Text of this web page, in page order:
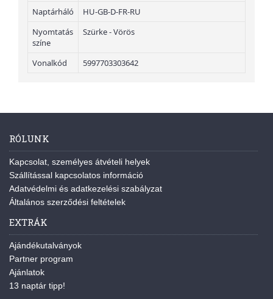
Naptárháló
HU-GB-D-FR-RU
Nyomtatás
színe
Szürke - Vörös
Vonalkód 5997703303642
RÓLUNK
Kapcsolat, személyes átvételi helyek
Szállítással kapcsolatos információ
Adatvédelmi és adatkezelési szabályzat
Általános szerződési feltételek
EXTRÁK
Ajándékutalványok
Partner program
Ajánlatok
13 naptár tipp!